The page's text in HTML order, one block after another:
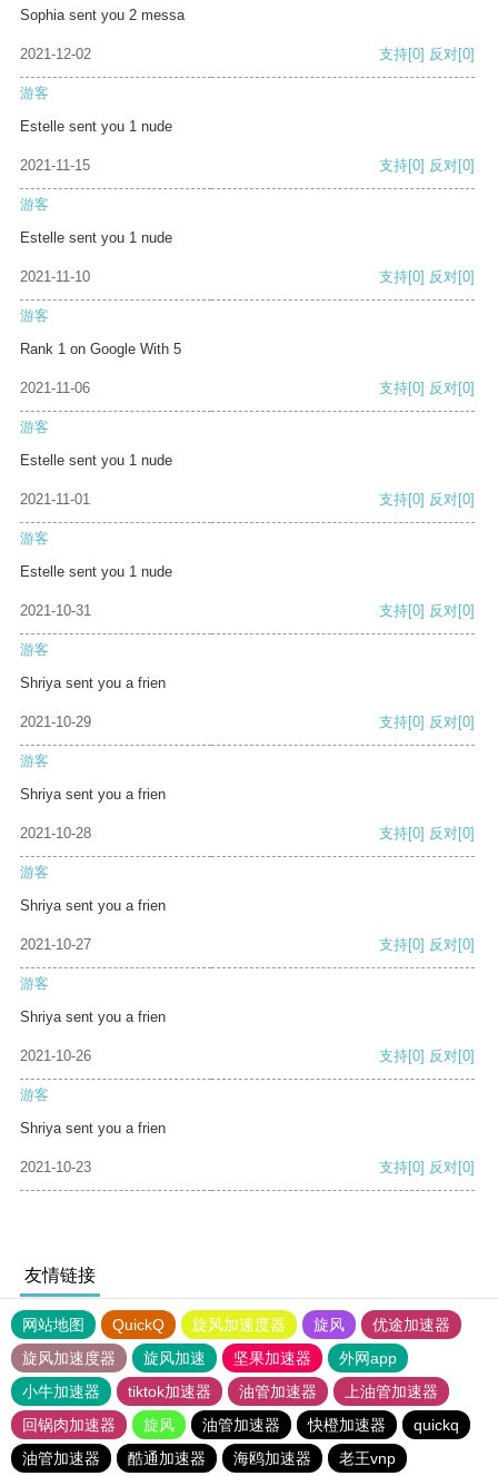
Sophia sent you 2 messa
2021-12-02 支持[0] 反对[0]
游客
Estelle sent you 1 nude
2021-11-15 支持[0] 反对[0]
游客
Estelle sent you 1 nude
2021-11-10 支持[0] 反对[0]
游客
Rank 1 on Google With 5
2021-11-06 支持[0] 反对[0]
游客
Estelle sent you 1 nude
2021-11-01 支持[0] 反对[0]
游客
Estelle sent you 1 nude
2021-10-31 支持[0] 反对[0]
游客
Shriya sent you a frien
2021-10-29 支持[0] 反对[0]
游客
Shriya sent you a frien
2021-10-28 支持[0] 反对[0]
游客
Shriya sent you a frien
2021-10-27 支持[0] 反对[0]
游客
Shriya sent you a frien
2021-10-26 支持[0] 反对[0]
游客
Shriya sent you a frien
2021-10-23 支持[0] 反对[0]
友情链接
网站地图 QuickQ 旋风加速度器 旋风
优途加速器
旋风加速度器
旋风加速 坚果加速器
外网app
小牛加速器
tiktok加速器 油管加速器
上油管加速器
回锅肉加速器
旋风 油管加速器 快橙加速器
quickq
油管加速器
酷通加速器 海鸥加速器 老王vnp